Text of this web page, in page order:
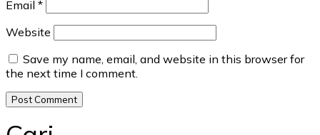
Email *
Website
Save my name, email, and website in this browser for
the next time I comment.